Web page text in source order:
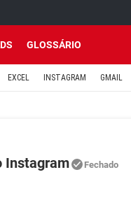
GLOSSÁRIO
EXCEL INSTAGRAM GMAIL
Instagram Fechado